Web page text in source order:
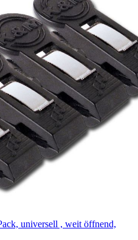
universell , weit öffnend,